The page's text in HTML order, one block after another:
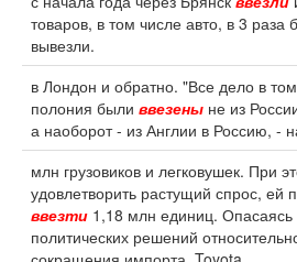
товаров, в том числе авто, в 3 раза
вывезли.
в Лондон и обратно. "Все дело в
полония были ввезены не из
а наоборот - из Англии в Россию, -
млн грузовиков и легковушек. При
удовлетворить растущий спрос, ей
ввезти 1,18 млн единиц.
политических решений